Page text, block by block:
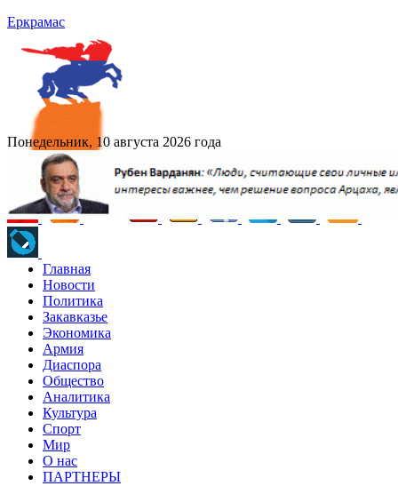
Еркрамас
Понедельник, 10 августа 2026 года
Главная
Новости
Политика
Закавказье
Экономика
Армия
Диаспора
Общество
Аналитика
Культура
Спорт
Мир
О нас
ПАРТНЕРЫ